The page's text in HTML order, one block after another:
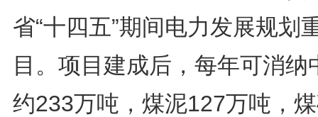
省“十四五”期间电力发展规划
目。项目建成后，每年可消纳
约233万吨，煤泥127万吨，